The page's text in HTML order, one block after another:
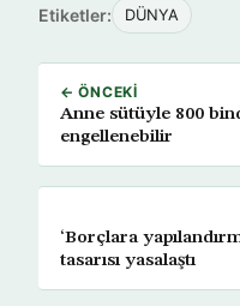
Etiketler: DÜNYA
← ÖNCEKI
Anne sütüyle 800
engellenebilir
‘Borçlara
tasarısı yasalaştı